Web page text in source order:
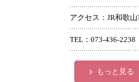
アクセス JR和歌山
TEL 073-436-2238
もっと見る